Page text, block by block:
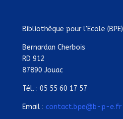
Bibliothèque pour l’Ecole (BPE)
Bernardan Cherbois
RD 912
87890 Jouac
Tél. : 05 55 60 17 57
Email : contact.bpe@b-p-e.fr